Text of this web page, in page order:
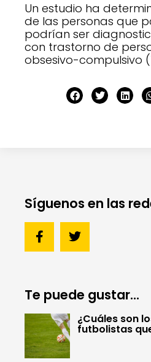
Un estudio ha
de las personas que
podrían ser
con trastorno de
obsesivo-compulsivo
Síguenos en las
Te puede gustar...
¿Cuáles son
futbolistas